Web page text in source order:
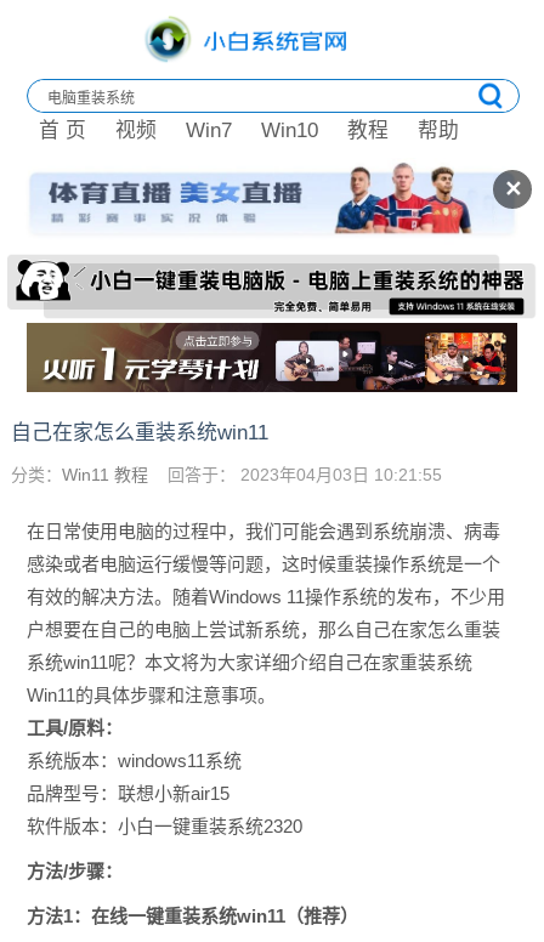
✕
首 页 视频 Win7 Win10 教程 帮助
自己在家怎么重装系统win11
分类： Win11 教程 回答于： 2023年04月03日 10:21:55
在日常使用电脑的过程中，我们可能会遇到系统崩溃、病毒
感染或者电脑运行缓慢等问题，这时候重装操作系统是一个
有效的解决方法。随着Windows 11操作系统的发布，不少用
户想要在自己的电脑上尝试新系统，那么自己在家怎么重装
系统win11呢？本文将为大家详细介绍自己在家重装系统
Win11的具体步骤和注意事项。
工具/原料：
系统版本：windows11系统
品牌型号：联想小新air15
软件版本：小白一键重装系统2320
方法/步骤：
方法1：在线一键重装系统win11（推荐）